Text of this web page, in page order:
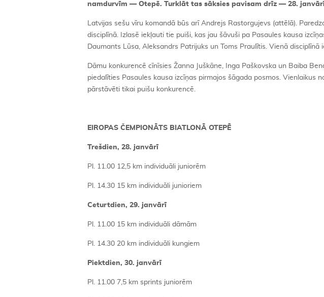
namdurvīm — Otepē. Turklāt tas sāksies pavisam drīz — 28.
Latvijas sešu vīru komandā būs arī Andrejs Rastorgujevs (attēlā).
disciplīnā. Izlasē iekļauti tie puiši, kas jau šāvuši pa Pasaules kausa
Daumants Lūsa, Aleksandrs Patrijuks un Toms Praulītis. Vienā
Dāmu konkurencē cīnīsies Žanna Juškāne, Inga Paškovska un Baiba
piedalīties Pasaules kausa izcīņas pirmajos šāgada posmos. Vienlaikus
pārstāvēti tikai puišu konkurencē.
EIROPAS ČEMPIONĀTS BIATLONĀ OTEPĒ
Trešdien, 28. janvārī
Pl. 11.00 12,5 km individuāli juniorēm
Pl. 14.30 15 km individuāli junioriem
Ceturtdien, 29. janvārī
Pl. 11.00 15 km individuāli dāmām
Pl. 14.30 20 km individuāli kungiem
Piektdien, 30. janvārī
Pl. 11.00 7,5 km sprints juniorēm